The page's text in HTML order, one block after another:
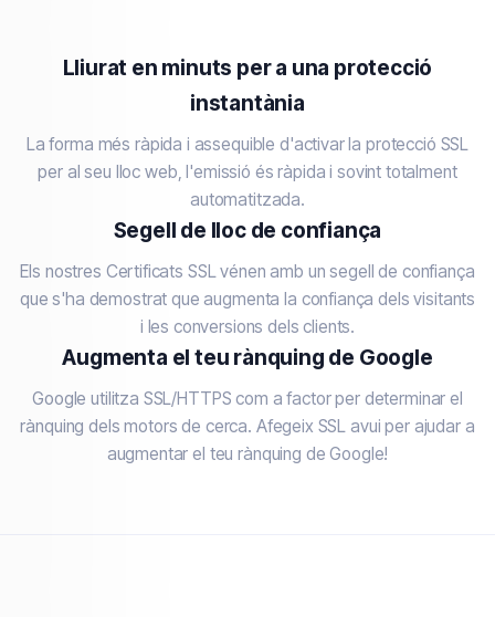
Lliurat en minuts per a una protecció
instantània
La forma més ràpida i assequible d'activar la protecció SSL
per al seu lloc web, l'emissió és ràpida i sovint totalment
automatitzada.
Segell de lloc de confiança
Els nostres Certificats SSL vénen amb un segell de confiança
que s'ha demostrat que augmenta la confiança dels visitants
i les conversions dels clients.
Augmenta el teu rànquing de Google
Google utilitza SSL/HTTPS com a factor per determinar el
rànquing dels motors de cerca. Afegeix SSL avui per ajudar a
augmentar el teu rànquing de Google!